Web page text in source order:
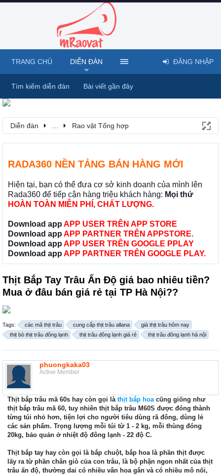
Diễn đàn Rao vặt Tổng hợp
RADA360 NỀN TẢNG BÁN HÀNG MỚI
Hiện tại, bạn có thể đưa cơ sở kinh doanh của mình lên
Rada360 để tiếp cận hàng triệu khách hàng: Mọi thứ
HOÀN TOÀN MIỄN PHÍ, CHẤT LƯỢNG.
Download app APP USER TRÊN APP STORE
Download app APP PARTNER TRÊN APPSTORE.
Download app APP USER TRÊN GOOGLE PPLAY
Download app APP PARTNER TRÊN GOOGLE PLAY.
Thịt Bắp Tay Trâu Ấn Độ giá bao nhiêu tiền?
Mua ở đâu bán giá rẻ tại TP Hà Nội??
Tags: các mã thịt trâu cung cấp thịt trâu allana
giá thịt trâu hôm nay
thịt bò thịt trâu đông lạnh
thịt trâu đông lạnh giá rẻ thịt trâu đông lạnh hà nội
phuongkaka03
Active Member
Thịt bắp trâu mã 60s hay còn gọi là thịt bắp hoacũng giống như
thịt bắp trâu mã 60, tuy nhiên thịt bắp trâu M60S được đóng thành
từng túi nhỏ hơn, tiện lợi cho người tiêu dùng rã đông, dùng lẻ
các sản phẩm. Trọng lượng mỗi túi từ 1 - 2 kg, mỗi thùng đóng
20kg, bảo quản ở nhiệt độ đông lạnh - 22 độ C.
Thịt bắp tay hay còn gọi là bắp chuột, bắp hoa là phần thịt được
lấy ra từ phần chân giò của con trâu, là bộ phận ngon nhất của thịt
trâu ấn độ, thường dai có nhiều vân hoa gân và có nhiều mô nối,
TRANG CHỦ DIỄN ĐÀN
Tìm kiếm diễn đàn Bài viết gần đây
ĐĂNG NHẬP